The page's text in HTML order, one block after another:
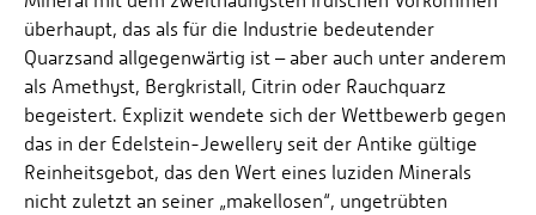
überhaupt, das als für die Industrie bedeutender
Quarzsand allgegenwärtig ist – aber auch unter anderem
als Amethyst, Bergkristall, Citrin oder Rauchquarz
begeistert. Explizit wendete sich der Wettbewerb gegen
das in der Edelstein-Jewellery seit der Antike gültige
Reinheitsgebot, das den Wert eines luziden Minerals
nicht zuletzt an seiner „makellosen“, ungetrübten